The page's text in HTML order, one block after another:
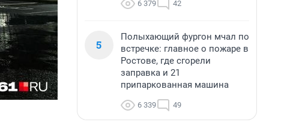
6 379 42
5
Полыхающий фургон мчал по
встречке: главное о пожаре в
Ростове, где сгорели
заправка и 21
припаркованная машина
6 339 49